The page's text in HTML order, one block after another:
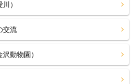
）
交流
動物園）